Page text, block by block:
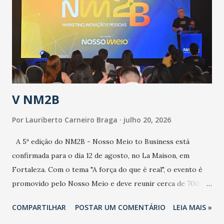
de uma epidemia com um vírus diferente, com um poder de
contaminação maior que outros coronavírus”, apontou o
secretário. Segundo ele, é uma epidemia com chance de
contaminação alta, podendo gerar um grande risco à
população e ao sistema de saúde. “Precisamos saber fazer a
estratificação do risco da doença, para não so...
V NM2B
Por Lauriberto Carneiro Braga julho 20, 2026
A 5ª edição do NM2B - Nosso Meio to Business está
confirmada para o dia 12 de agosto, no La Maison, em
Fortaleza. Com o tema "A força do que é real", o evento é
promovido pelo Nosso Meio e deve reunir cerca de 700
e lideranças do Mercado Nacional. Desde 2022, o NM2B
COMPARTILHAR POSTAR UM COMENTÁRIO LEIA MAIS »